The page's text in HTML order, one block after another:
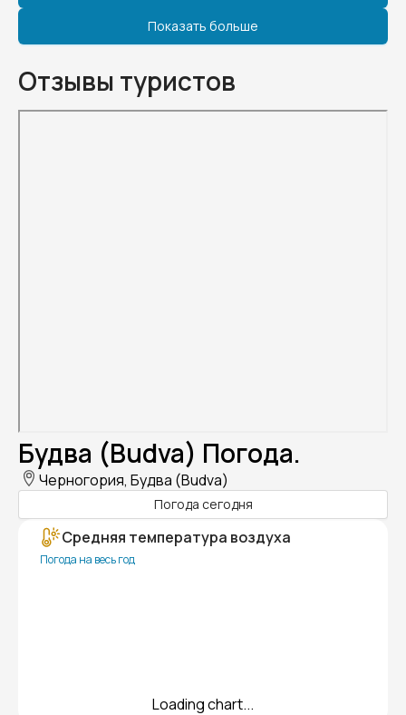
Показать больше
Отзывы туристов
Будва (Budva) Погода.
Черногория, Будва (Budva)
Погода сегодня
Средняя температура воздуха
Погода на весь год
Loading chart...